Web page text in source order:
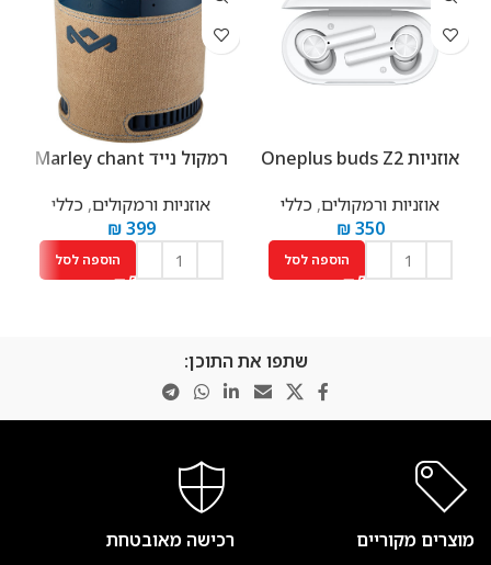
אוזניות Oneplus buds Z2
אוזניות ורמקולים, כללי
₪350
הוספה לסל
רמקול נייד Marley chant
אוזניות ורמקולים, כללי
₪399
הוספה לסל
שתפו את התוכן:
מוצרים מקוריים רכישה מאובטחת